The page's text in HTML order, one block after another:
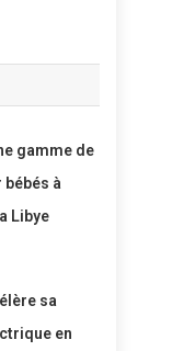
gamme de
à
Libye
sa
en